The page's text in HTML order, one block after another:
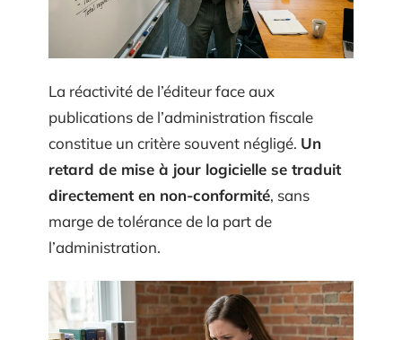
La réactivité de l’éditeur face aux
publications de l’administration fiscale
constitue un critère souvent négligé. Un
retard de mise à jour logicielle se traduit
directement en non-conformité, sans
marge de tolérance de la part de
l’administration.